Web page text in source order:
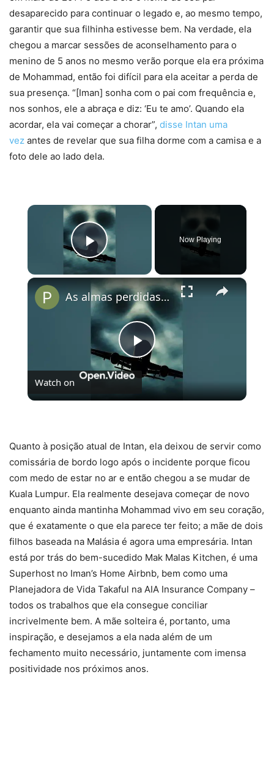
desaparecido para continuar o legado e, ao mesmo tempo,
garantir que sua filhinha estivesse bem. Na verdade, ela
chegou a marcar sessões de aconselhamento para o
menino de 5 anos no mesmo verão porque ela era próxima
de Mohammad, então foi difícil para ela aceitar a perda de
sua presença. “[Iman] sonha com o pai com frequência e,
nos sonhos, ele a abraça e diz: ‘Eu te amo’. Quando ela
acordar, ela vai começar a chorar”, disse Intan uma
vez antes de revelar que sua filha dorme com a camisa e a
foto dele ao lado dela.
×
Play Video
Now Playing
×
Play
Video
As almas perdidas do Voo 401
Watch on
Quanto à posição atual de Intan, ela deixou de servir como
comissária de bordo logo após o incidente porque ficou
com medo de estar no ar e então chegou a se mudar de
Kuala Lumpur. Ela realmente desejava começar de novo
enquanto ainda mantinha Mohammad vivo em seu coração,
que é exatamente o que ela parece ter feito; a mãe de dois
filhos baseada na Malásia é agora uma empresária. Intan
está por trás do bem-sucedido Mak Malas Kitchen, é uma
Superhost no Iman’s Home Airbnb, bem como uma
Planejadora de Vida Takaful na AIA Insurance Company –
todos os trabalhos que ela consegue conciliar
incrivelmente bem. A mãe solteira é, portanto, uma
inspiração, e desejamos a ela nada além de um
fechamento muito necessário, juntamente com imensa
positividade nos próximos anos.